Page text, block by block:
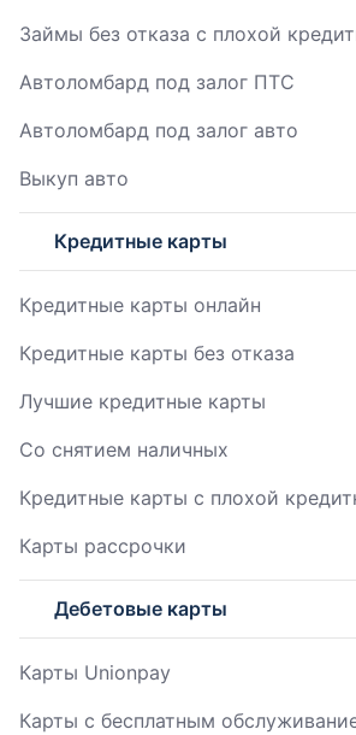
Займы без отказа с плохой
Автоломбард под залог ПТС
Автоломбард под залог авто
Выкуп авто
Кредитные карты
Кредитные карты онлайн
Кредитные карты без отказа
Лучшие кредитные карты
Со снятием наличных
Кредитные карты с плохой
Карты рассрочки
Дебетовые карты
Карты Unionpay
Карты с бесплатным